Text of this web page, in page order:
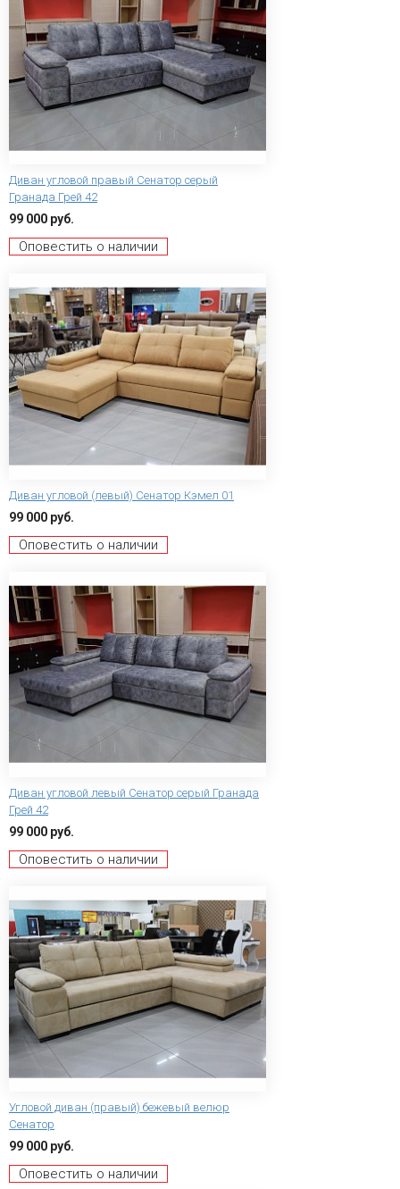
Диван угловой правый Сенатор серый
Гранада Грей 42
99 000 руб.
Оповестить о наличии
Диван угловой (левый) Сенатор Кэмел 01
99 000 руб.
Оповестить о наличии
Диван угловой левый Сенатор серый Гранада
Грей 42
99 000 руб.
Оповестить о наличии
Угловой диван (правый) бежевый велюр
Сенатор
99 000 руб.
Оповестить о наличии